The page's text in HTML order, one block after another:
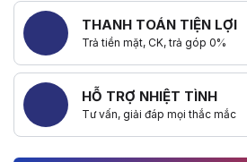
THANH TOÁN TIỆN LỢI
Trả tiền mặt, CK, trả góp 0%
HỖ TRỢ NHIỆT TÌNH
Tư vấn, giải đáp mọi thắc mắc